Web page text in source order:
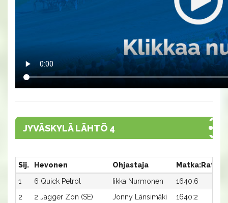
JYVÄSKYLÄ LÄHTÖ 4
Sij. Hevonen Ohjastaja Matka:Rata
1
6 Quick Petrol Iikka Nurmonen 1640:6
2
2 Jagger Zon (SE) Jonny Länsimäki 1640:2